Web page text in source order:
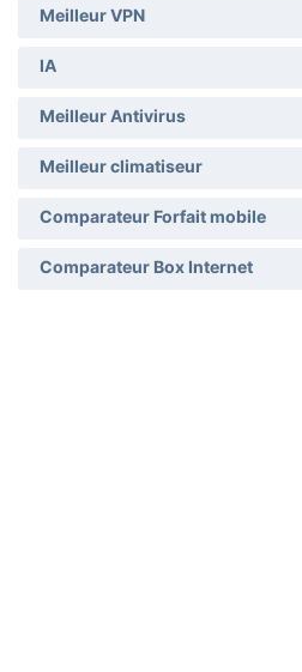
Meilleur VPN
IA
Meilleur Antivirus
Meilleur climatiseur
Comparateur Forfait mobile
Comparateur Box Internet